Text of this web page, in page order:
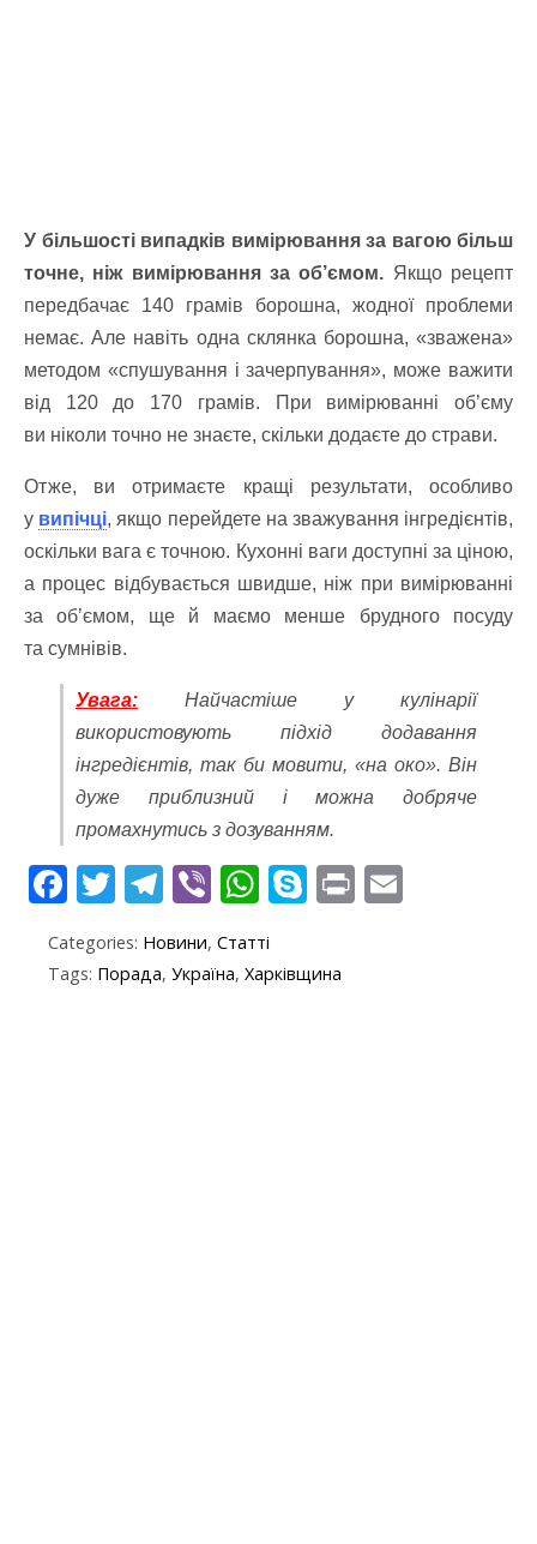
У більшості випадків вимірювання за вагою більш
точне, ніж вимірювання за об’ємом. Якщо рецепт
передбачає 140 грамів борошна, жодної проблеми
немає. Але навіть одна склянка борошна, «зважена»
методом «спушування і зачерпування», може важити
від 120 до 170 грамів. При вимірюванні об’єму
ви ніколи точно не знаєте, скільки додаєте до страви.
Отже, ви отримаєте кращі результати, особливо
у випічці, якщо перейдете на зважування інгредієнтів,
оскільки вага є точною. Кухонні ваги доступні за ціною,
а процес відбувається швидше, ніж при вимірюванні
за об’ємом, ще й маємо менше брудного посуду
та сумнівів.
Увага: Найчастіше у кулінарії
використовують підхід додавання
інгредієнтів, так би мовити, «на око». Він
дуже приблизний і можна добряче
промахнутись з дозуванням.
F
e
b
T
itt
er
T
e
gr
Vi
er
W
at
s
S
y
p
Pr
Categories: Новини, Статті
Tags: Порада, Україна, Харківщина